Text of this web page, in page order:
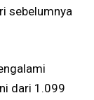
sebelumnya
dari 1.099